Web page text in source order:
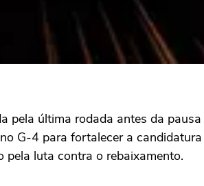
pela última rodada antes da
G-4 para fortalecer a
pela luta contra o rebaixamento.